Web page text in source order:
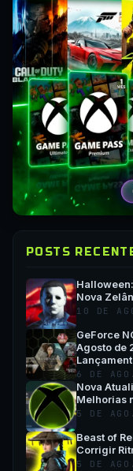
POSTS
Nova
10 DE
GeForce
Agosto de
6 DE
Nova
Melhorias
5 DE
Beast of
Corrigir
5 DE